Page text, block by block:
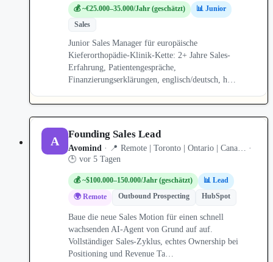
💰 ~€25.000–35.000/Jahr (geschätzt)
📊 Junior
Sales
Junior Sales Manager für europäische
Kieferorthopädie-Klinik-Kette: 2+ Jahre Sales-
Erfahrung, Patientengespräche,
Finanzierungserklärungen, englisch/deutsch, h…
A Founding Sales Lead
Avomind · 📍 Remote | Toronto | Ontario | Cana… ·
🕒 vor 5 Tagen
💰 ~$100.000–150.000/Jahr (geschätzt)
📊 Lead
🌍 Remote
Outbound Prospecting HubSpot
Baue die neue Sales Motion für einen schnell
wachsenden AI-Agent von Grund auf auf.
Vollständiger Sales-Zyklus, echtes Ownership bei
Positioning und Revenue Ta…